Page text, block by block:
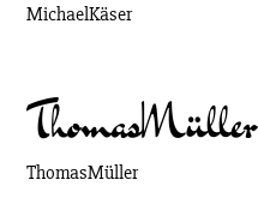
MichaelKäser
ThomasMüller
ThomasMüller